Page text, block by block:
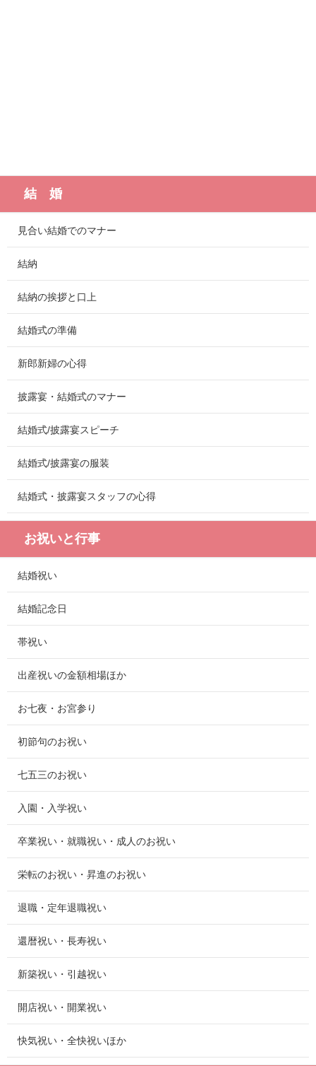
結 婚
見合い結婚でのマナー
結納
結納の挨拶と口上
結婚式の準備
新郎新婦の心得
披露宴・結婚式のマナー
結婚式/披露宴スピーチ
結婚式/披露宴の服装
結婚式・披露宴スタッフの心得
お祝いと行事
結婚祝い
結婚記念日
帯祝い
出産祝いの金額相場ほか
お七夜・お宮参り
初節句のお祝い
七五三のお祝い
入園・入学祝い
卒業祝い・就職祝い・成人のお祝い
栄転のお祝い・昇進のお祝い
退職・定年退職祝い
還暦祝い・長寿祝い
新築祝い・引越祝い
開店祝い・開業祝い
快気祝い・全快祝いほか